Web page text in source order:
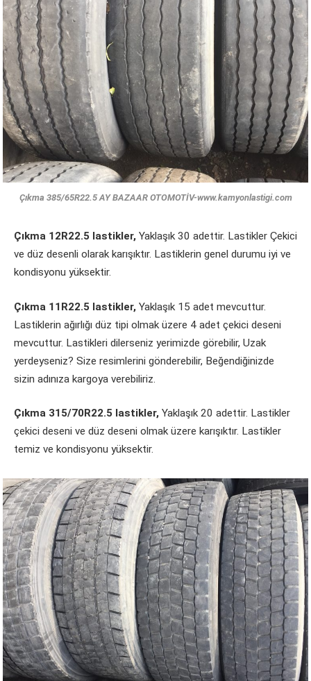
Çıkma 385/65R22.5 AY BAZAAR OTOMOTİV-www.kamyonlastigi.com
Çıkma 12R22.5 lastikler, Yaklaşık 30 adettir. Lastikler Çekici
ve düz desenli olarak karışıktır. Lastiklerin genel durumu iyi ve
kondisyonu yüksektir.
Çıkma 11R22.5 lastikler, Yaklaşık 15 adet mevcuttur.
Lastiklerin ağırlığı düz tipi olmak üzere 4 adet çekici deseni
mevcuttur. Lastikleri dilerseniz yerimizde görebilir, Uzak
yerdeyseniz? Size resimlerini gönderebilir, Beğendiğinizde
sizin adınıza kargoya verebiliriz.
Çıkma 315/70R22.5 lastikler, Yaklaşık 20 adettir. Lastikler
çekici deseni ve düz deseni olmak üzere karışıktır. Lastikler
temiz ve kondisyonu yüksektir.